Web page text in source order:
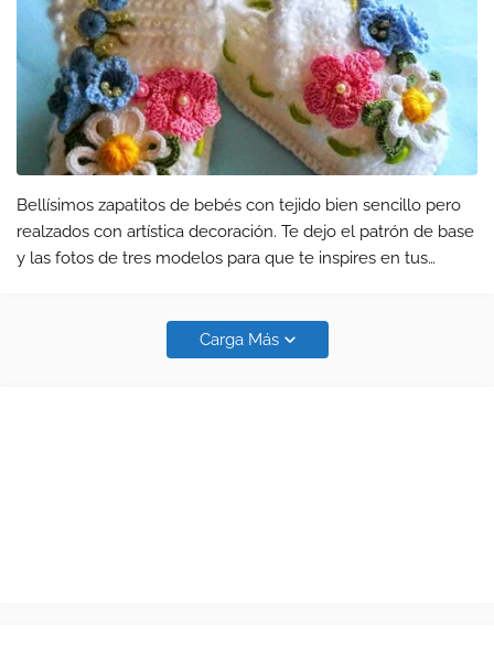
Bellísimos zapatitos de bebés con tejido bien sencillo pero
realzados con artística decoración. Te dejo el patrón de base
y las fotos de tres modelos para que te inspires en tus
Carga Más